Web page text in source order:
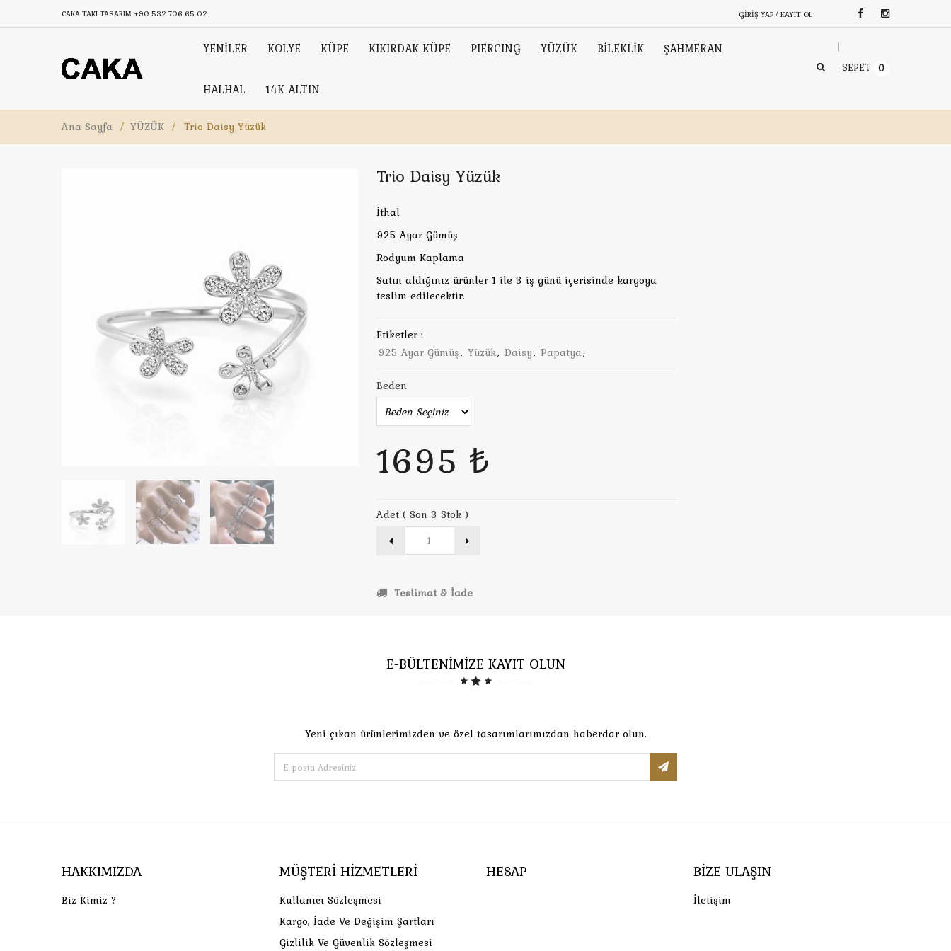
CAKA TAKI TASARIM +90 532 706 65 02 GIRIŞ YAP / KAYIT OL
YENİLER KOLYE KÜPE KIKIRDAK KÜPE PIERCING YÜZÜK BİLEKLİK ŞAHMERAN
HALHAL 14K ALTIN
SEPET 0
Ana Sayfa / YÜZÜK / Trio Daisy Yüzük
Trio Daisy Yüzük
İthal
925 Ayar Gümüş
Rodyum Kaplama
Satın aldığınız ürünler 1 ile 3 iş günü içerisinde kargoya
teslim edilecektir.
Etiketler :
925 Ayar Gümüş, Yüzük, Daisy, Papatya,
Beden
1695 ₺
Adet ( Son 3 Stok )
Teslimat & İade
E-BÜLTENİMİZE KAYIT OLUN
Yeni çıkan ürünlerimizden ve özel tasarımlarımızdan haberdar olun.
HAKKIMIZDA
Biz Kimiz ?
MÜŞTERI HIZMETLERI
Kullanıcı Sözleşmesi
Kargo, İade Ve Değişim Şartları
Gizlilik Ve Güvenlik Sözleşmesi
HESAP BIZE ULAŞIN
İletişim